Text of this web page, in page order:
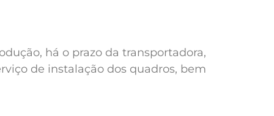
há o prazo da transportadora,
de instalação dos quadros, bem